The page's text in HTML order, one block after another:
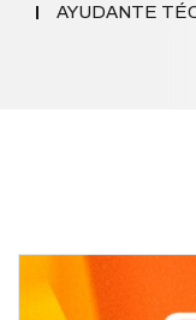
AYUDANTE